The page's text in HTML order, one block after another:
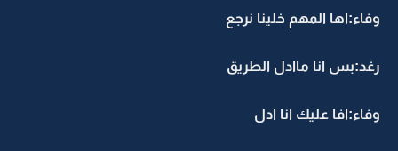
وفاء:اها المهم خلينا نرجع
رغد:بس انا ماادل الطريق
وفاء:افا عليك انا ادل